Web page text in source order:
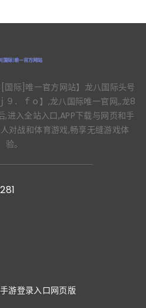
际]唯一官方网站】龙八国际头号
９．ｆｏ】,龙八国际唯一官网,,龙8
进入全站入口,APP下载与网页和手
对战和体育游戏,畅享无缝游戏体
验。
游登录入口网页版